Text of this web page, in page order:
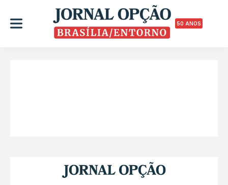
50 ANOS